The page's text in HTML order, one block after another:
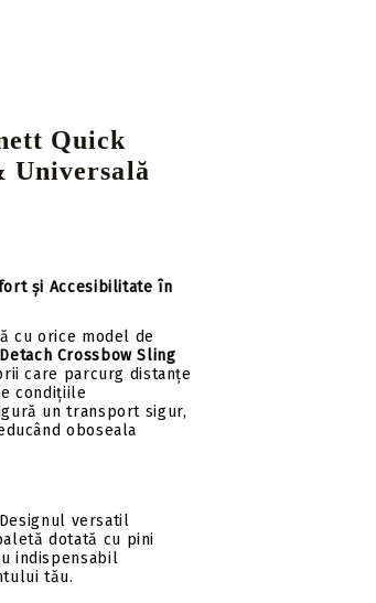
ochire
Quick
Universală
și Accesibilitate în
cu orice model de
Crossbow Sling
care parcurg distanțe
condițiile
un transport sigur,
oboseala
Designul versatil
dotată cu pini
indispensabil
tău.